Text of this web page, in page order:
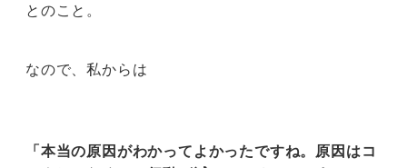
とのこと。
なので、私からは
「本当の原因がわかってよかったですね。原因はコ